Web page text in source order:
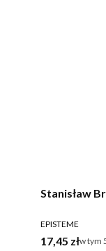
Stanisław
PRODUCENT
EPISTEME
Cena brutto
17,45 złw tym
w tym